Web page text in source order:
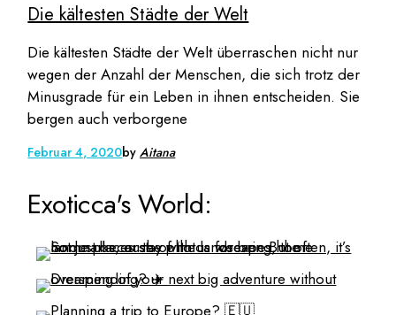
Die kältesten Städte der Welt
Die kältesten Städte der Welt überraschen nicht nur
wegen der Anzahl der Menschen, die sich trotz der
Minusgrade für ein Leben in ihnen entscheiden. Sie
bergen auch verborgene
Februar 4, 2020byAitana
Exoticca's World: